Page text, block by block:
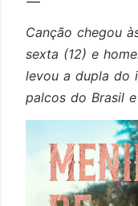
Canção chegou
sexta (12) e
levou a dupla do
palcos do Brasil